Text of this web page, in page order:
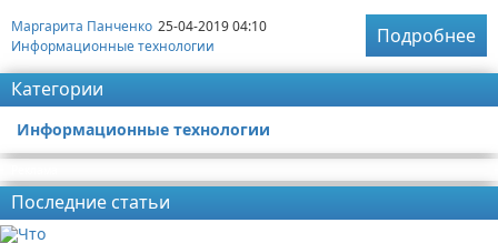
Маргарита Панченко 25-04-2019 04:10
Информационные технологии
Подробнее
Категории
Информационные технологии
Последние статьи